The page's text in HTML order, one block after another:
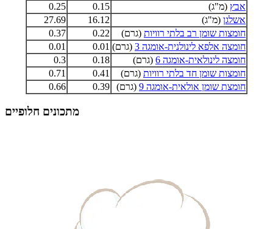
אבץ (מ"ג) 0.15
0.25
אשלגן (מ"ג) 16.12
27.69
חומצות שומן רב בלתי רוויות (גרם) 0.22
0.37
חומצה אלפא לינולנית-אומגה 3
(גרם) 0.01
0.01
חומצה לינולאית-אומגה 6
(גרם) 0.18
0.3
חומצות שומן חד בלתי רוויות (גרם) 0.41
0.71
חומצת שומן אולאית-אומגה 9
(גרם) 0.39
0.66
מתכונים חלופיים